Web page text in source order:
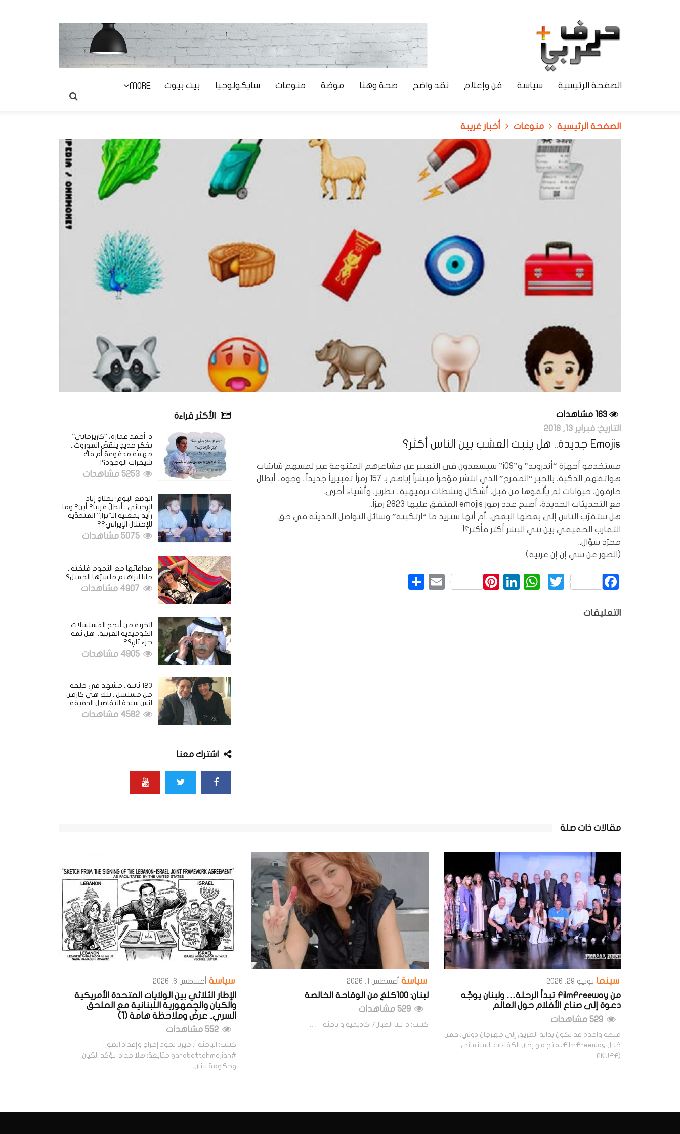
الصفحة الرئيسية سياسة فن وإعلام نقد واضح صحة وهنا موضة منوعات سايكولوجيا بيت بيوت MORE
الصفحة الرئيسية منوعات أخبار غريبة
التاريخ: فبراير 13, 2018
Emojis جديدة.. هل ينبت العشب بين الناس أكثر؟
مستخدمو أجهزة “أندرويد” و”iOS” سيسعدون في التعبير عن مشاعرهم المتنوعة عبر لمسهم شاشات
هواتفهم الذكية، بالخبر “المفرح” الذي انتشر مؤخراً مبشراً إياهم بـ 157 رمزاً تعبيرياً جديداً.. وجوه.. أبطال
خارقون، حيوانات لم يألفوها من قبل، أشكال ونشطات ترفيهية.. تطريز.. وأشياء أخرى..
مع التحديثات الجديدة، أصبح عدد رموز emojis المتفق عليها 2823 رمزاً..
هل ستقرّب الناس إلى بعضها البعض.. أم أنها ستزيد ما “ارتكبته” وسائل التواصل الحديثة في حق
التقارب الحقيقي بين بني البشر أكثر فأكثر؟!.
مجرّد سؤال..
(الصور عن سي إن إن عربية)
Facebook
Twitter
WhatsApp
LinkedIn
Pinterest
Email
التعليقات
الأكثر قراءة
د. أحمد عمارة، “كاريزماتي”
بفكرٍ جديدٍ ينقضُ الموروث..
مهمة مدفوعة أم فكُّ
شيفرات الوجود؟!
الوضع اليوم: يحتاج زياد
الرحباني.. أيطلّ قريباً؟ أين؟ وما
رأيه بمغنية الـ”بزاز” المتحدّية
للإحتلال الإيراني؟؟
صداقاتها مع النجوم مُلفتة..
مايا ابراهيم ما سرّها الجميل؟
الخربة من أنجح المسلسلات
الكوميدية العربية.. هل ثمة
جزء ثانٍ؟؟
123 ثانية.. مشهد في حلقة
من مسلسل.. تلك هي كارمن
لبّس سيدة التفاصيل الدقيقة
اشترك معنا
مقالات ذات صلة
سياسة أغسطس 6, 2026
الإطار الثلاثي بين الولايات المتحدة الأمريكية
والكيان والجمهورية اللبنانية مع الملحق
السري.. عرضٌ وملاحظة هامة (1)
كتبت: الباحثة أ. ميرنا لحود إخراج وإعداد الصور:
#garabettahmajian متابعة: هلا حداد يؤكد الكيان
وحكومة لبنان، …
سياسة أغسطس 1, 2026
لبنان: 100كلغ من الوقاحة الخالصة
كتبت: د. لينا الطبال/ اكاديمية و باحثة – …
سينما يوليو 29, 2026
من FilmFreeway تبدأ الرحلة… ولبنان يوجّه
دعوة إلى صناع الأفلام حول العالم
منصة واحدة قد تكون بداية الطريق إلى مهرجان دولي. فمن
خلال FilmFreeway، فتح مهرجان الكفاءات السينمائي
(AKUFF …